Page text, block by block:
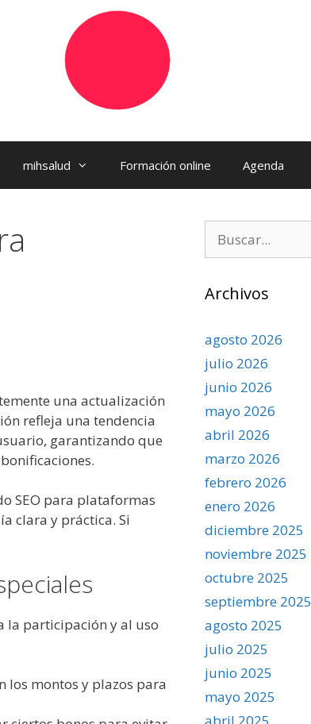
mihsalud Formación online Agenda
una actualización
refleja una tendencia
garantizando que
SEO para plataformas
clara y práctica. Si
la participación y al uso
los montos y plazos para
Archivos
agosto 2026
julio 2026
junio 2026
mayo 2026
abril 2026
marzo 2026
febrero 2026
enero 2026
diciembre 2025
noviembre 2025
octubre 2025
septiembre 2025
agosto 2025
julio 2025
junio 2025
mayo 2025
abril 2025